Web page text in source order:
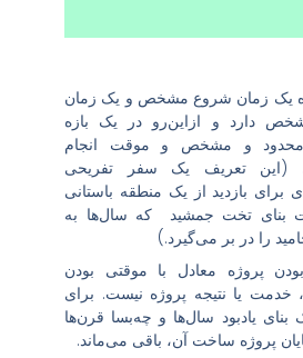
یک زمان شروع مشخص و یک زمان
دارد و ازاین‌رو در یک بازه
محدود و مشخص و موقت انجام
(این تعریف یک سفر تفریحی
برای بازدید از یک منطقه باستانی
بنای تخت جمشید که سال‌ها به
را در بر می‌گیرد.)
پروژه معادل با موقتی بودن
خدمت یا نتیجه پروژه نیست. برای
بنای یادبود سال‌ها و چه‌بسا قرن‌ها
پروژه ساخت آن، باقی می‌ماند.